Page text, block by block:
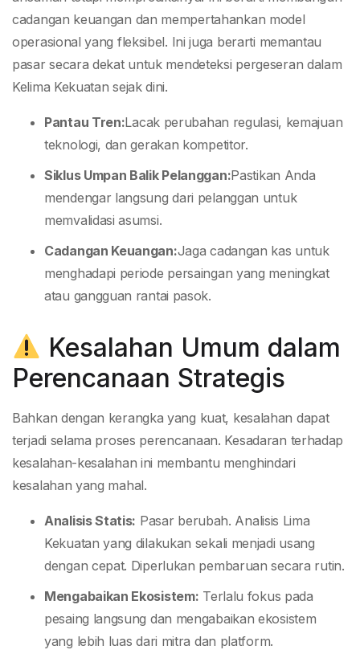
cadangan keuangan dan mempertahankan model
operasional yang fleksibel. Ini juga berarti memantau
pasar secara dekat untuk mendeteksi pergeseran dalam
Kelima Kekuatan sejak dini.
Pantau Tren:Lacak perubahan regulasi, kemajuan
teknologi, dan gerakan kompetitor.
Siklus Umpan Balik Pelanggan:Pastikan Anda
mendengar langsung dari pelanggan untuk
memvalidasi asumsi.
Cadangan Keuangan:Jaga cadangan kas untuk
menghadapi periode persaingan yang meningkat
atau gangguan rantai pasok.
Kesalahan Umum dalam
Perencanaan Strategis
Bahkan dengan kerangka yang kuat, kesalahan dapat
terjadi selama proses perencanaan. Kesadaran terhadap
kesalahan-kesalahan ini membantu menghindari
kesalahan yang mahal.
Analisis Statis: Pasar berubah. Analisis Lima
Kekuatan yang dilakukan sekali menjadi usang
dengan cepat. Diperlukan pembaruan secara rutin.
Mengabaikan Ekosistem: Terlalu fokus pada
pesaing langsung dan mengabaikan ekosistem
yang lebih luas dari mitra dan platform.